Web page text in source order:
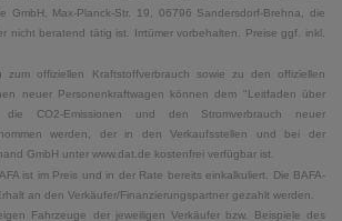
GmbH, Max-Planck-Str. 19, 06796 Sandersdorf-Brehna, die
nicht beratend tätig ist. Irrtümer vorbehalten. Preise ggf. inkl.
zum offiziellen Kraftstoffverbrauch sowie zu den offiziellen
neuer Personenkraftwagen können dem "Leitfaden über
die CO2-Emissionen und den Stromverbrauch neuer
werden, der in den Verkaufsstellen und bei der
GmbH unter www.dat.de kostenfrei verfügbar ist.
ist im Preis und in der Rate bereits einkalkuliert. Die BAFA-
an den Verkäufer/Finanzierungspartner gezahlt werden.
Fahrzeuge der jeweiligen Verkäufer bzw. Beispiele des